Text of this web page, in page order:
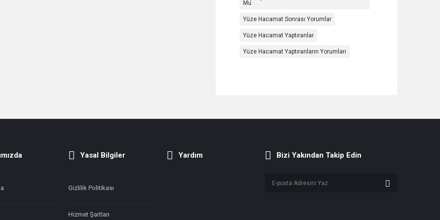
Mu
Yüze Hacamat Sonrası Yorumlar
Yüze Hacamat Yaptıranlar
Yüze Hacamat Yaptıranların Yorumları
Yasal Bilgiler
Gizlilik Politikası
Hizmet Şartları
Yardım Bizi Yakından Takip Edin